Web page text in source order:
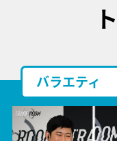
バラエティ